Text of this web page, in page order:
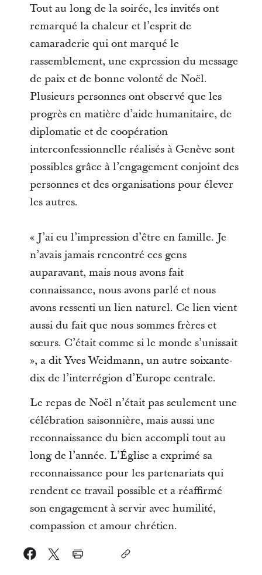
Tout au long de la soirée, les invités ont
remarqué la chaleur et l’esprit de
camaraderie qui ont marqué le
rassemblement, une expression du message
de paix et de bonne volonté de Noël.
Plusieurs personnes ont observé que les
progrès en matière d’aide humanitaire, de
diplomatie et de coopération
interconfessionnelle réalisés à Genève sont
possibles grâce à l’engagement conjoint des
personnes et des organisations pour élever
les autres.
« J’ai eu l’impression d’être en famille. Je
n’avais jamais rencontré ces gens
auparavant, mais nous avons fait
connaissance, nous avons parlé et nous
avons ressenti un lien naturel. Ce lien vient
aussi du fait que nous sommes frères et
sœurs. C’était comme si le monde s’unissait
», a dit Yves Weidmann, un autre soixante-
dix de l’interrégion d’Europe centrale.
Le repas de Noël n’était pas seulement une
célébration saisonnière, mais aussi une
reconnaissance du bien accompli tout au
long de l’année. L’Église a exprimé sa
reconnaissance pour les partenariats qui
rendent ce travail possible et a réaffirmé
son engagement à servir avec humilité,
compassion et amour chrétien.